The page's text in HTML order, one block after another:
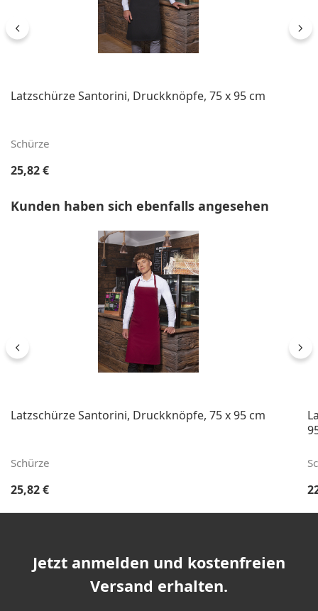
Latzschürze Santorini, Druckknöpfe, 75 x 95 cm
Schürze
Regulärer Preis:
25,82 €
Produktgalerie überspringen
Kunden haben sich ebenfalls angesehen
Latzschürze Santorini, Druckknöpfe, 75 x 95 cm
Schürze
Regulärer Preis:
25,82 €
Jetzt anmelden und kostenfreien
Versand erhalten.